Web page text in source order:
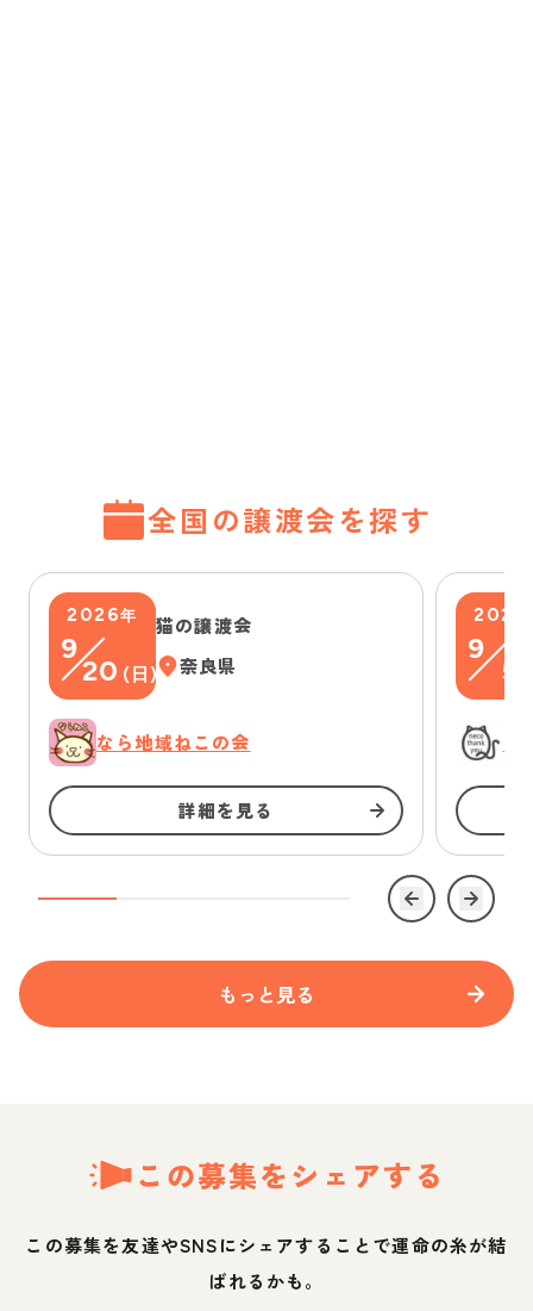
全国の譲渡会を探す
2026年
9
20 ( 日)
猫の譲渡会
奈良県
なら地域ねこの会
詳細を見る
2026
9
5
もっと見る
この募集をシェアする
この募集を友達やSNSにシェアすることで運命の糸が結
ばれるかも。